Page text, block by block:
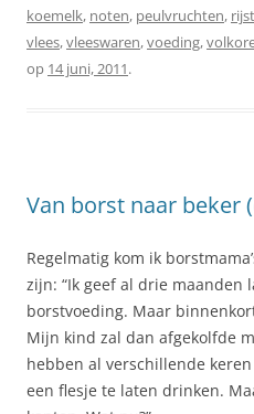
koemelk, noten, peulvruchten, rijst
vlees,vleeswaren,voeding,
op 14 juni, 2011.
Van borst naar beker
Regelmatig kom ik
zijn: “Ik geef al drie maanden
borstvoeding. Maar
Mijn kind zal dan afgekolfde
hebben al verschillende
een flesje te laten drinken.